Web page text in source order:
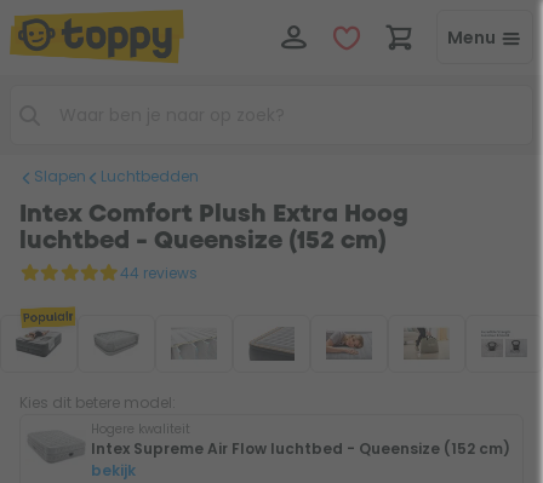
Menu
Slapen Luchtbedden
Intex Comfort Plush Extra Hoog
luchtbed - Queensize (152 cm)
44 reviews
Populair
Kies dit betere model:
Hogere kwaliteit
Intex Supreme Air Flow luchtbed - Queensize (152 cm)
bekijk